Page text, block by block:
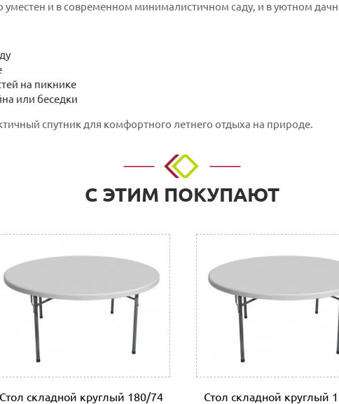
уместен и в современном минималистичном саду, и в уютном
на пикнике
или беседки
спутник для комфортного летнего отдыха на природе.
по адресу: г. Нижний Новгород, ул. Невзоровых, д.64, корп.1.
на расчетный счет. Для физических и юридических лиц.
покупки в Корзине на сайте или прислать их нам на
с необходимыми реквизитами, который можно оплатить в
организации, заполнив платежное поручение согласно
ул.Тимирязева д.15, Офис: ул. Невзоровых, д.64, корп.1)
работаем такими транспортными компаниями как: ПЭК, СДЭК,
С ЭТИМ ПОКУПАЮТ
Стол складной круглый 180/74 Стол складной круглый